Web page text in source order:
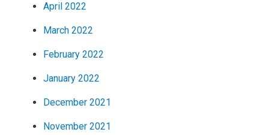
April 2022
March 2022
February 2022
January 2022
December 2021
November 2021